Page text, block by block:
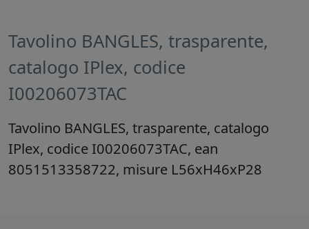
Tavolino BANGLES, trasparente,
catalogo IPlex, codice
I00206073TAC
Tavolino BANGLES, trasparente, catalogo
IPlex, codice I00206073TAC, ean
8051513358722, misure L56xH46xP28